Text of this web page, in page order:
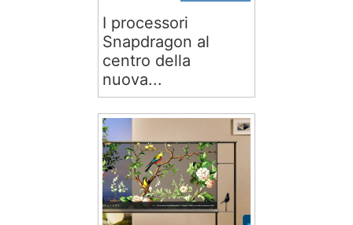
I processori
Snapdragon al
centro della
nuova...